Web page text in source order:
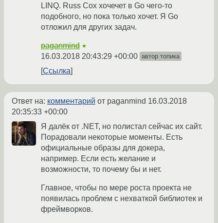
LINQ. Russ Cox хочечет в Go чего-то
подобного, но пока только хочет. Я Go
отложил для других задач.
paganmind ★
16.03.2018 20:43:29 +00:00 автор топика
Ссылка
Ответ на: комментарий от paganmind 16.03.2018
20:35:33 +00:00
Я далёк от .NET, но полистал сейчас их сайт.
Порадовали некоторые моменты. Есть
официальные образы для докера,
например. Если есть желание и
возможности, то почему бы и нет.
Главное, чтобы по мере роста проекта не
появилась проблем с нехваткой библиотек и
фреймворков.